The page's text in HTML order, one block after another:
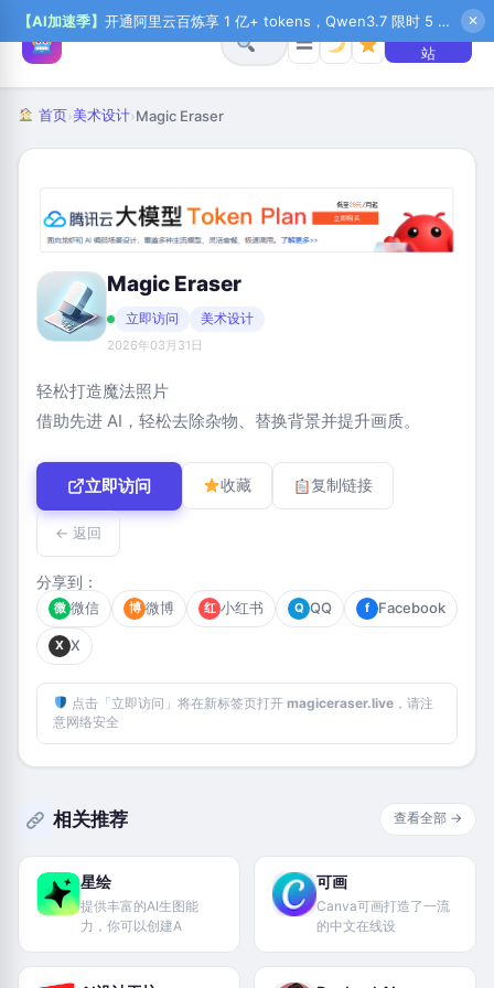
【AI加速季】 开通阿里云百炼享 1 亿+ tokens，Qwen3.7 限时 5 折起，秒悟新注送 1 万积分，加入 OPC 赢百万助力金，QoderWork CN 首月 0 元 ✕
☰
+ 提交网
站
首页›美术设计›Magic Eraser
Magic Eraser
立即访问 美术设计
2026年03月31日
轻松打造魔法照片
借助先进 AI，轻松去除杂物、替换背景并提升画质。
立即访问 收藏 复制链接
← 返回
分享到：
微 微信 博 微博 红 小红书 Q QQ f Facebook
X X
点击「立即访问」将在新标签页打开 magiceraser.live，请注
意网络安全
相关推荐 查看全部 →
星绘
提供丰富的AI生图能
力，你可以创建A
可画
Canva可画打造了一流
的中文在线设